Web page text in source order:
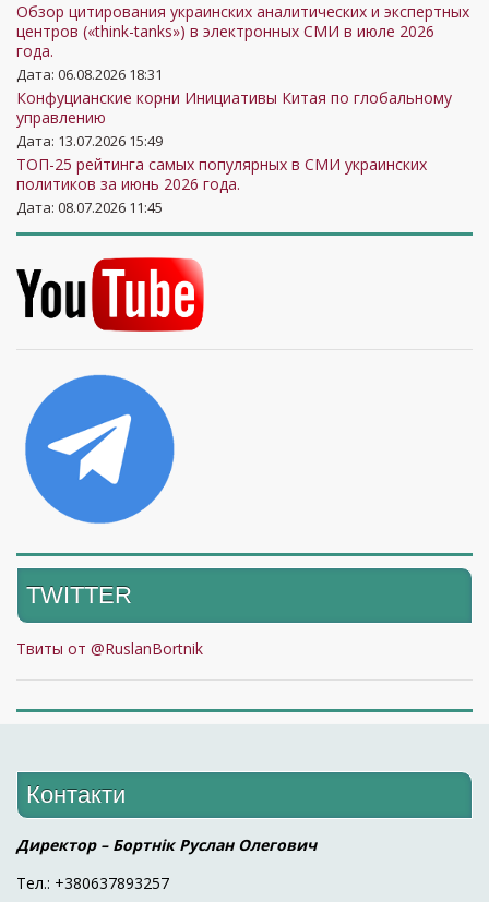
Обзор цитирования украинских аналитических и экспертных
центров («think-tanks») в электронных СМИ в июле 2026
года.
Дата: 06.08.2026 18:31
Конфуцианские корни Инициативы Китая по глобальному
управлению
Дата: 13.07.2026 15:49
ТОП-25 рейтинга самых популярных в СМИ украинских
политиков за июнь 2026 года.
Дата: 08.07.2026 11:45
TWITTER
Твиты от @RuslanBortnik
Контакти
Директор – Бортнік Руслан Олегович
Тел.: +380637893257